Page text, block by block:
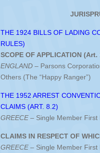
THE 1924 BILLS OF LADING
RULES)
SCOPE OF APPLICATION (Art.
ENGLAND – Parsons
Others (The “Happy Ranger”)
THE 1952 ARREST
CLAIMS (ART. 8.2)
GREECE– Single Member First
CLAIMS IN RESPECT OF
GREECE– Single Member First